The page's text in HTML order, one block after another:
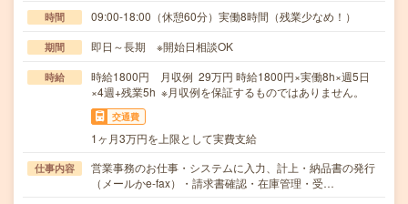
時間 09:00-18:00（休憩60分）実働8時間（残業少なめ！）
期間 即日～長期 ※開始日相談OK
時給
時給1800円 月収例 29万円 時給1800円×実働8h×週5日
×4週+残業5h ※月収例を保証するものではありません。
交通費
1ヶ月3万円を上限として実費支給
仕事内容
営業事務のお仕事・システムに入力、計上・納品書の発行
（メールかe-fax）・請求書確認・在庫管理・受…